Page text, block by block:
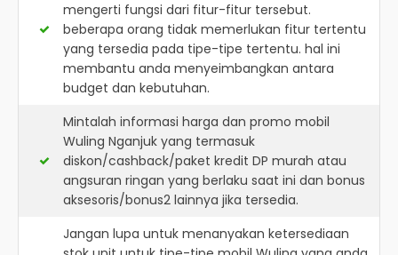
mengerti fungsi dari fitur-fitur tersebut.
beberapa orang tidak memerlukan fitur tertentu
yang tersedia pada tipe-tipe tertentu. hal ini
membantu anda menyeimbangkan antara
budget dan kebutuhan.
Mintalah informasi harga dan promo mobil
Wuling Nganjuk yang termasuk
diskon/cashback/paket kredit DP murah atau
angsuran ringan yang berlaku saat ini dan bonus
aksesoris/bonus2 lainnya jika tersedia.
Jangan lupa untuk menanyakan ketersediaan